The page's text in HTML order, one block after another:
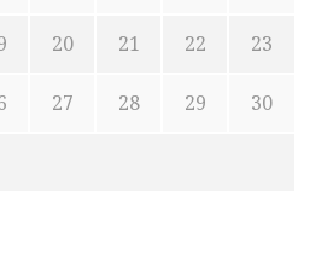
20 21 22 23
27 28 29 30